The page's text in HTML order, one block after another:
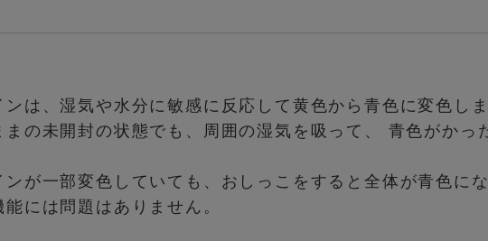
は、湿気や水分に敏感に反応して黄色から青色に変色し
の未開封の状態でも、周囲の湿気を吸って、 青色がか
が一部変色していても、おしっこをすると全体が青色に
には問題はありません。